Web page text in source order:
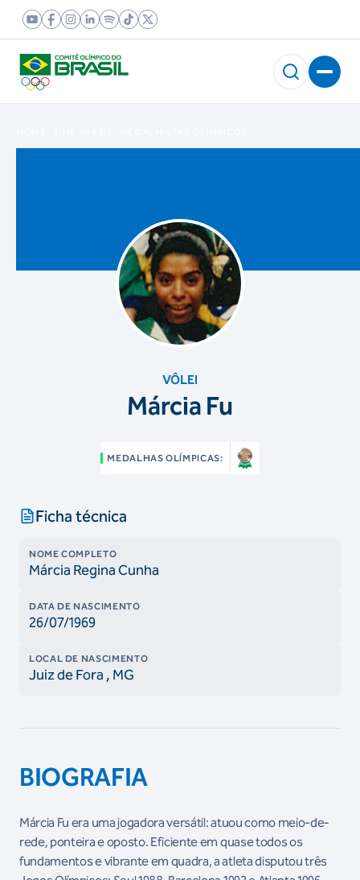
VÔLEI
Márcia Fu
MEDALHAS OLÍMPICAS:
Ficha técnica
NOME COMPLETO
Márcia Regina Cunha
DATA DE NASCIMENTO
26/07/1969
LOCAL DE NASCIMENTO
Juiz de Fora , MG
BIOGRAFIA
Márcia Fu era uma jogadora versátil: atuou como meio-de-
rede, ponteira e oposto. Eficiente em quase todos os
fundamentos e vibrante em quadra, a atleta disputou três